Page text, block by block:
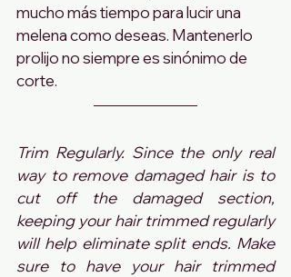
mucho más tiempo para lucir una
melena como deseas. Mantenerlo
prolijo no siempre es sinónimo de
corte.
Trim Regularly. Since the only real
way to remove damaged hair is to
cut off the damaged section,
keeping your hair trimmed regularly
will help eliminate ​split ends. Make
sure to have your hair trimmed